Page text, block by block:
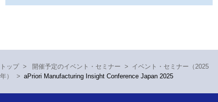
トップ > 開催予定のイベント・セミナー >
イベント・セミナー（2025
年）
> aPriori Manufacturing Insight Conference Japan 2025